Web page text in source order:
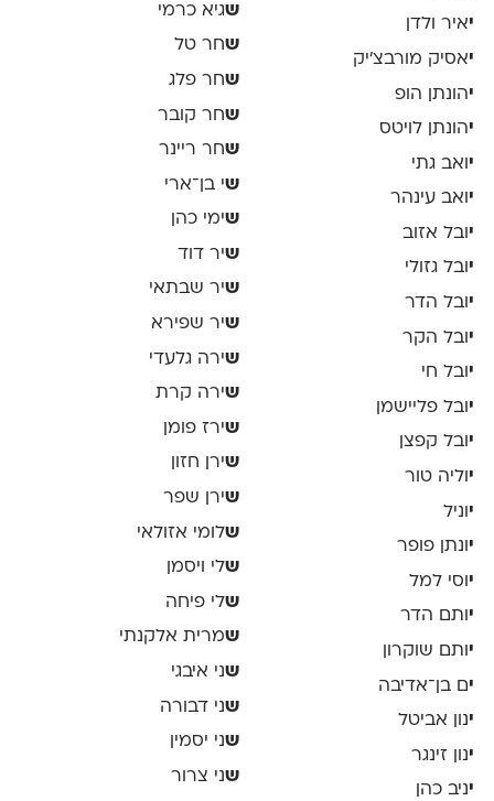
יאיר ולדן
יאסיק מורבצ'יק
יהונתן הופ
יהונתן לויטס
י ואב גתי
יואב עינהר
י ובל אזוב
יובל גזולי
י ובל הדר
י ובל הקר
יובל חי
י ובל פליישמן
יובל קפצן
י וליה טור
י וניל
יונתן פופר
י וסי למל
יותם הדר
י ותם שוקרון
ים בן־אדיבה
ינון אביטל
ינון זינגר
יניב כהן
שגיא כרמי
שחר טל
שחר פלג
שחר קובר
שחר ריינר
שי בן־ארי
שימי כהן
שיר דוד
שיר שבתאי
שיר שפירא
שירה גלעדי
שירה קרת
שירז פומן
שירן חזון
שירן שפר
שלומי אזולאי
שלי ויסמן
שלי פיחה
שמרית אלקנתי
שני איבגי
שני דבורה
שני יסמין
שני צרור